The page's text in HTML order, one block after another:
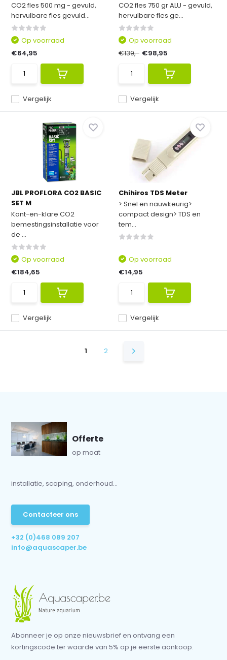
CO2 fles 500 mg - gevuld,
hervulbare fles gevuld...
Vergelijk
Op voorraad
€64,95
CO2 fles 750 gr ALU - gevuld,
hervulbare fles ge...
Vergelijk
Op voorraad
€139,- €98,95
JBL PROFLORA CO2 BASIC
SET M
Kant-en-klare CO2
bemestingsinstallatie voor
de ...
Vergelijk
Op voorraad
€184,65
Chihiros TDS Meter
> Snel en nauwkeurig>
compact design> TDS en
tem...
Vergelijk
Op voorraad
€14,95
1 2
Offerte
op maat
installatie, scaping, onderhoud...
Contacteer ons
+32 (0)468 089 207
info@aquascaper.be
Abonneer je op onze nieuwsbrief en ontvang een
kortingscode ter waarde van 5% op je eerste aankoop.